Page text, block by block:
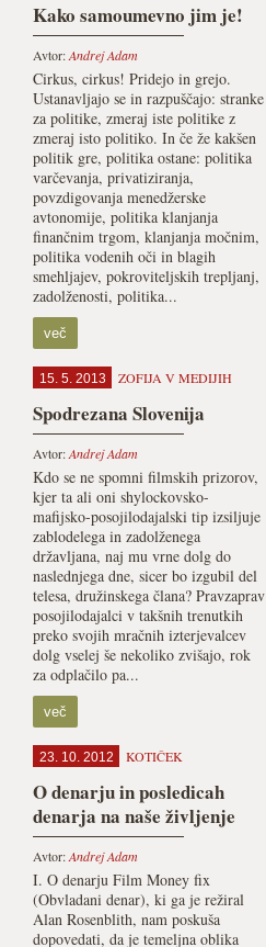
Kako samoumevno jim je!
Avtor:Andrej Adam
Cirkus, cirkus! Pridejo in grejo.
Ustanavljajo se in razpuščajo: stranke
za politike, zmeraj iste politike z
zmeraj isto politiko. In če že kakšen
politik gre, politika ostane: politika
varčevanja, privatiziranja,
povzdigovanja menedžerske
avtonomije, politika klanjanja
finančnim trgom, klanjanja močnim,
politika vodenih oči in blagih
smehljajev, pokroviteljskih trepljanj,
zadolženosti, politika...
več
15. 5. 2013 ZOFIJA V MEDIJIH
Spodrezana Slovenija
Avtor:Andrej Adam
Kdo se ne spomni filmskih prizorov,
kjer ta ali oni shylockovsko-
mafijsko-posojilodajalski tip izsiljuje
zablodelega in zadolženega
državljana, naj mu vrne dolg do
naslednjega dne, sicer bo izgubil del
telesa, družinskega člana? Pravzaprav
posojilodajalci v takšnih trenutkih
preko svojih mračnih izterjevalcev
dolg vselej še nekoliko zvišajo, rok
za odplačilo pa...
več
23. 10. 2012 KOTIČEK
O denarju in posledicah
denarja na naše življenje
Avtor:Andrej Adam
I. O denarju Film Money fix
(Obvladani denar), ki ga je režiral
Alan Rosenblith, nam poskuša
dopovedati, da je temeljna oblika